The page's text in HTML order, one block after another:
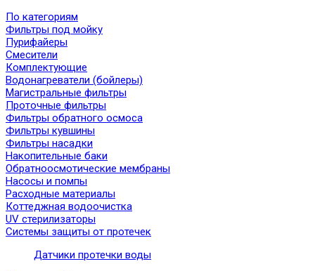
По категориям
Фильтры под мойку
Пурифайеры
Смесители
Комплектующие
Водонагреватели (бойлеры)
Магистральные фильтры
Проточные фильтры
Фильтры обратного осмоса
Фильтры кувшины
Фильтры насадки
Накопительные баки
Обратноосмотические мембраны
Насосы и помпы
Расходные материалы
Коттеджная водоочистка
UV стерилизаторы
Системы защиты от протечек
Датчики протечки воды